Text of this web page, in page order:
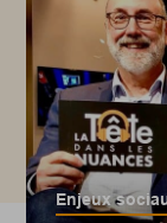
Enjeux